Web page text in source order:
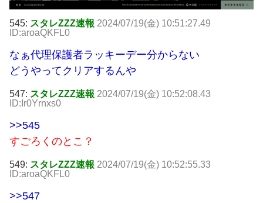
545: スタレZZZ速報 2024/07/19(金) 10:51:27.49
ID:aroaQKFL0
なぁ代理保護者ラッキーデー分からない
どうやってクリアするんや
547: スタレZZZ速報 2024/07/19(金) 10:52:08.43
ID:Ir0Yrnxs0
>>545
すごろくのとこ？
549: スタレZZZ速報 2024/07/19(金) 10:52:55.33
ID:aroaQKFL0
>>547